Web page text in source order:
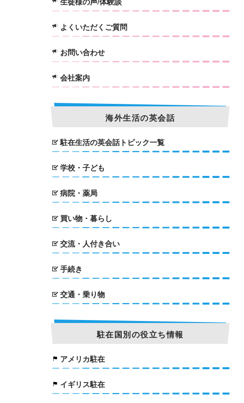
よくいただくご質問
お問い合わせ
会社案内
海外生活の英会話
駐在生活の英会話トピック一覧
学校・子ども
病院・薬局
買い物・暮らし
交流・人付き合い
手続き
交通・乗り物
駐在国別の役立ち情報
アメリカ駐在
イギリス駐在